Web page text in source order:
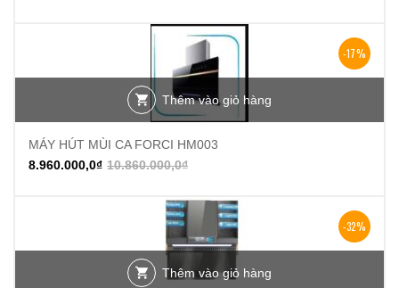
-17%
Thêm vào giỏ hàng
MÁY HÚT MÙI CA FORCI HM003
10.860.000,0₫
8.960.000,0₫
-32%
Thêm vào giỏ hàng